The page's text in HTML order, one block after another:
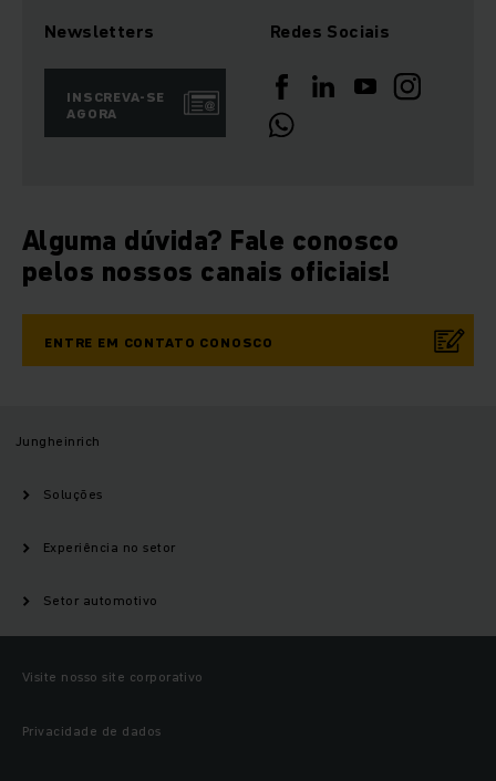
Newsletters
INSCREVA-SE
AGORA
Redes Sociais
Alguma dúvida? Fale conosco
pelos nossos canais oficiais!
ENTRE EM CONTATO CONOSCO
Jungheinrich
Soluções
Experiência no setor
Setor automotivo
Visite nosso site corporativo
Privacidade de dados